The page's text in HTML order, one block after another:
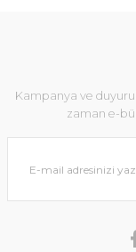
Echinodorus
Kampanya ve
zaman e-